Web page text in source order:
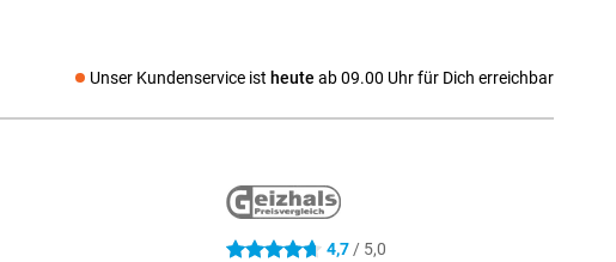
Unser Kundenservice ist heute ab 09.00 Uhr für Dich erreichbar
Social media
4.7 Sterne 4,7 / 5,0